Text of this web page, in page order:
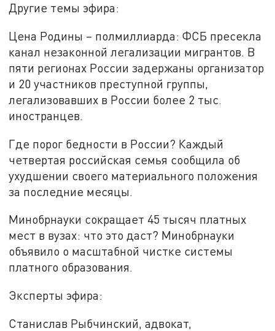
Другие темы эфира:
Цена Родины – полмиллиарда: ФСБ пресекла
канал незаконной легализации мигрантов. В
пяти регионах России задержаны организатор
и 20 участников преступной группы,
легализовавших в России более 2 тыс.
иностранцев.
Где порог бедности в России? Каждый
четвертая российская семья сообщила об
ухудшении своего материального положения
за последние месяцы.
Минобрнауки сокращает 45 тысяч платных
мест в вузах: что это даст? Минобрнауки
объявило о масштабной чистке системы
платного образования.
Эксперты эфира:
Станислав Рыбчинский, адвокат,